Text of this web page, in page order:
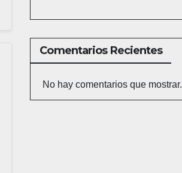
Comentarios Recientes
No hay comentarios que mostrar.